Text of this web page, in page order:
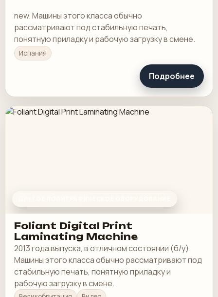
new. Машины этого класса обычно
рассматривают под стабильную печать,
понятную приладку и рабочую загрузку в смене.
Испания
Подробнее
Foliant Digital Print
Laminating Machine
2013 года выпуска, в отличном состоянии (б/у).
Машины этого класса обычно рассматривают под
стабильную печать, понятную приладку и
рабочую загрузку в смене.